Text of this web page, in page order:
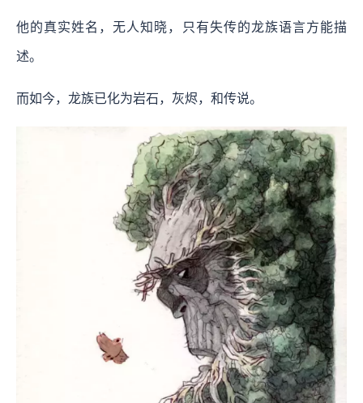
他的真实姓名，无人知晓，只有失传的龙族语言方能描
述。
而如今，龙族已化为岩石，灰烬，和传说。